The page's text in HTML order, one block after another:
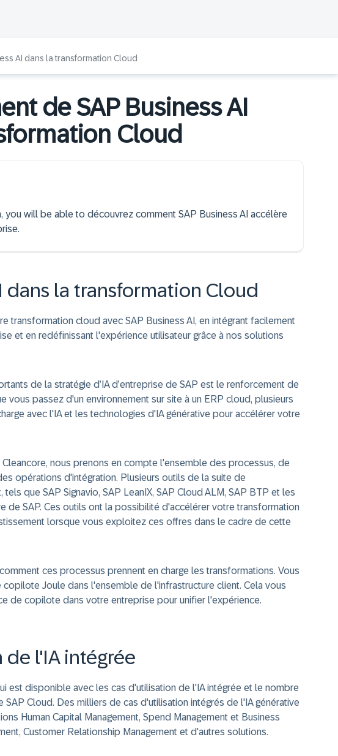
AI dans la transformation Cloud
de SAP Business AI
Cloud
you will be able to découvrez comment SAP Business AI accélère
dans la transformation Cloud
transformation cloud avec SAP Business AI, en intégrant facilement
et en redéfinissant l'expérience utilisateur grâce à nos solutions
de la stratégie d’IA d’entreprise de SAP est le renforcement de
vous passez d'un environnement sur site à un ERP cloud, plusieurs
avec l'IA et les technologies d'IA générative pour accélérer votre
Cleancore, nous prenons en compte l'ensemble des processus, de
opérations d'intégration. Plusieurs outils de la suite de
que SAP Signavio, SAP LeanIX, SAP Cloud ALM, SAP BTP et les
de SAP. Ces outils ont la possibilité d'accélérer votre transformation
lorsque vous exploitez ces offres dans le cadre de cette
ces processus prennent en charge les transformations. Vous
Joule dans l'ensemble de l'infrastructure client. Cela vous
de copilote dans votre entreprise pour unifier l'expérience.
l'IA intégrée
est disponible avec les cas d'utilisation de l'IA intégrée et le nombre
Cloud. Des milliers de cas d'utilisation intégrés de l'IA générative
Human Capital Management, Spend Management et Business
Customer Relationship Management et d'autres solutions.